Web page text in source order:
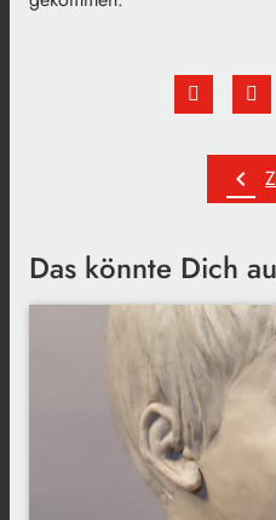
chevron_left
Das könnte Dich